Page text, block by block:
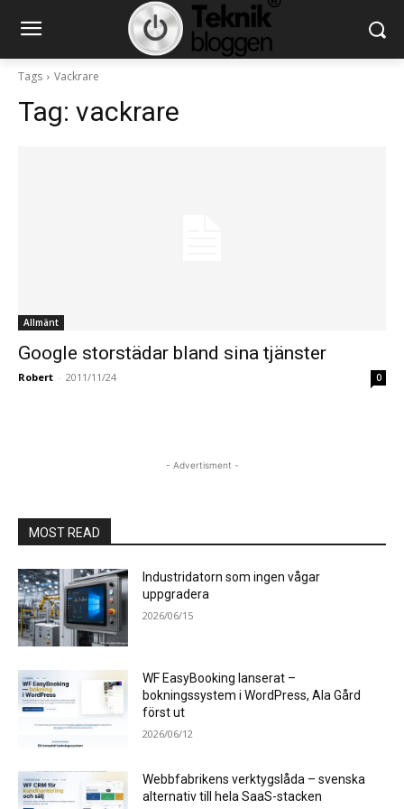
Tags Vackrare
Tag: vackrare
Allmänt
Google storstädar bland sina tjänster
Robert - 2011/11/24 0
- Advertisment -
MOST READ
Industridatorn som ingen vågar
uppgradera
2026/06/15
WF EasyBooking lanserat –
bokningssystem i WordPress, Ala Gård
först ut
2026/06/12
Webbfabrikens verktygslåda – svenska
alternativ till hela SaaS-stacken